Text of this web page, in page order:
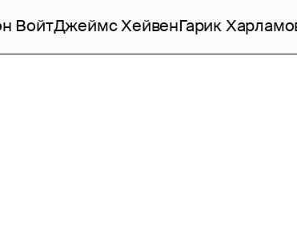
ВойтДжеймс ХейвенГарик